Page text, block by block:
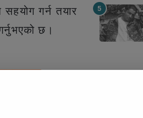
गर्न तयार
छ।